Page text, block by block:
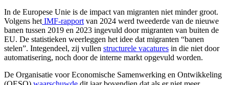
In de Europese Unie is de impact van migranten niet minder groot.
Volgens hetIMF-rapportvan 2024 werd tweederde van de nieuwe
banen tussen 2019 en 2023 ingevuld door migranten van buiten de
EU. De statistieken weerleggen het idee dat migranten “banen
stelen”. Integendeel, zij vullen structurele vacatures in die niet door
automatisering, noch door de interne markt opgevuld worden.
De Organisatie voor Economische Samenwerking en Ontwikkeling